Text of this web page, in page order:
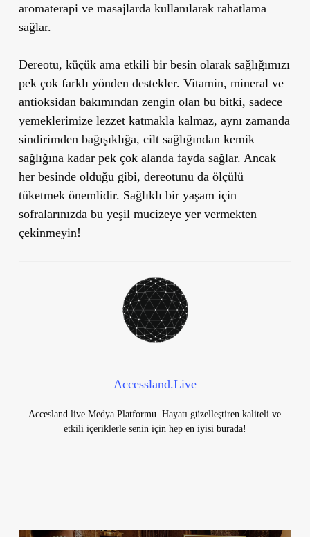
aromaterapi ve masajlarda kullanılarak rahatlama
sağlar.
Dereotu, küçük ama etkili bir besin olarak sağlığımızı
pek çok farklı yönden destekler. Vitamin, mineral ve
antioksidan bakımından zengin olan bu bitki, sadece
yemeklerimize lezzet katmakla kalmaz, aynı zamanda
sindirimden bağışıklığa, cilt sağlığından kemik
sağlığına kadar pek çok alanda fayda sağlar. Ancak
her besinde olduğu gibi, dereotunu da ölçülü
tüketmek önemlidir. Sağlıklı bir yaşam için
sofralarınızda bu yeşil mucizeye yer vermekten
çekinmeyin!
Accessland.Live
Accesland.live Medya Platformu. Hayatı güzelleştiren kaliteli ve
etkili içeriklerle senin için hep en iyisi burada!